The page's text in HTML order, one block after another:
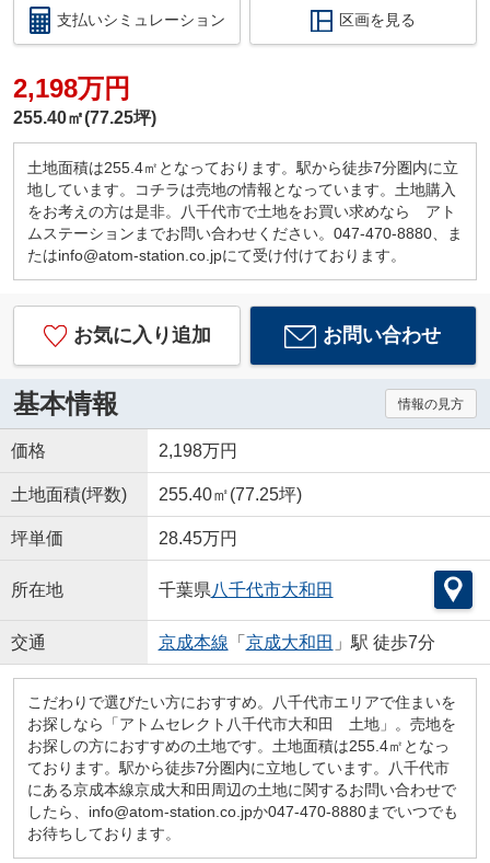
支払いシミュレーション 区画を見る
2,198万円
255.40㎡(77.25坪)
土地面積は255.4㎡となっております。駅から徒歩7分圏内に立
地しています。コチラは売地の情報となっています。土地購入
をお考えの方は是非。八千代市で土地をお買い求めなら アト
ムステーションまでお問い合わせください。047-470-8880、ま
たはinfo@atom-station.co.jpにて受け付けております。
お気に入り追加 お問い合わせ
基本情報 情報の見方
価格 2,198万円
土地面積(坪数) 255.40㎡(77.25坪)
坪単価 28.45万円
所在地 千葉県八千代市大和田
交通 京成本線 「 京成大和田 」駅 徒歩7分
こだわりで選びたい方におすすめ。八千代市エリアで住まいを
お探しなら「アトムセレクト八千代市大和田 土地」。売地を
お探しの方におすすめの土地です。土地面積は255.4㎡となっ
ております。駅から徒歩7分圏内に立地しています。八千代市
にある京成本線京成大和田周辺の土地に関するお問い合わせで
したら、info@atom-station.co.jpか047-470-8880までいつでも
お待ちしております。